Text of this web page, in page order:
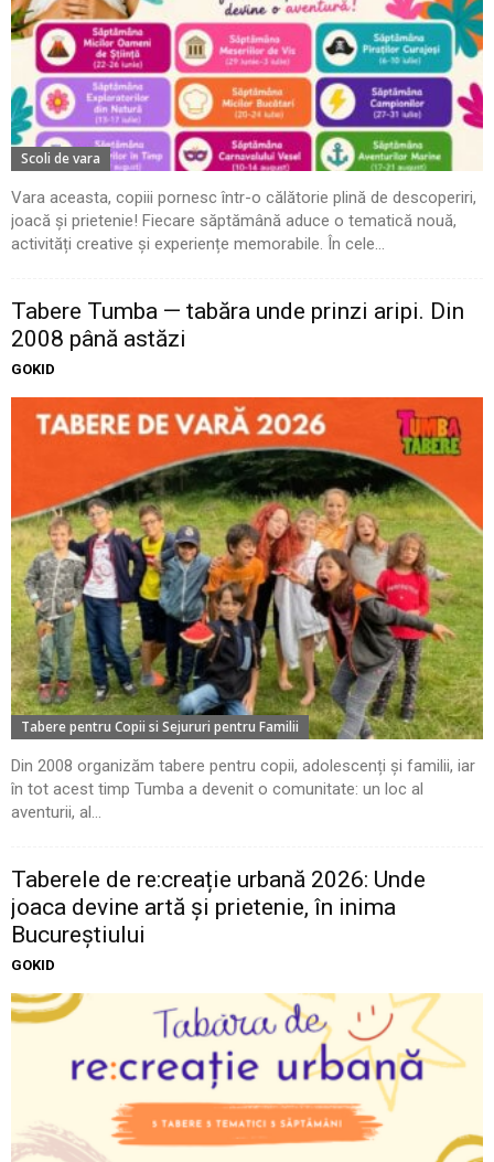
Scoli de vara
Vara aceasta, copiii pornesc într-o călătorie plină de descoperiri,
joacă și prietenie! Fiecare săptămână aduce o tematică nouă,
activități creative și experiențe memorabile. În cele...
Tabere Tumba — tabăra unde prinzi aripi. Din
2008 până astăzi
GOKID
Tabere pentru Copii si Sejururi pentru Familii
Din 2008 organizăm tabere pentru copii, adolescenți și familii, iar
în tot acest timp Tumba a devenit o comunitate: un loc al
aventurii, al...
Taberele de re:creație urbană 2026: Unde
joaca devine artă și prietenie, în inima
Bucureștiului
GOKID